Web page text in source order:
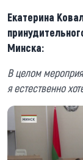
Екатерина
Минска:
В целом
я естественно